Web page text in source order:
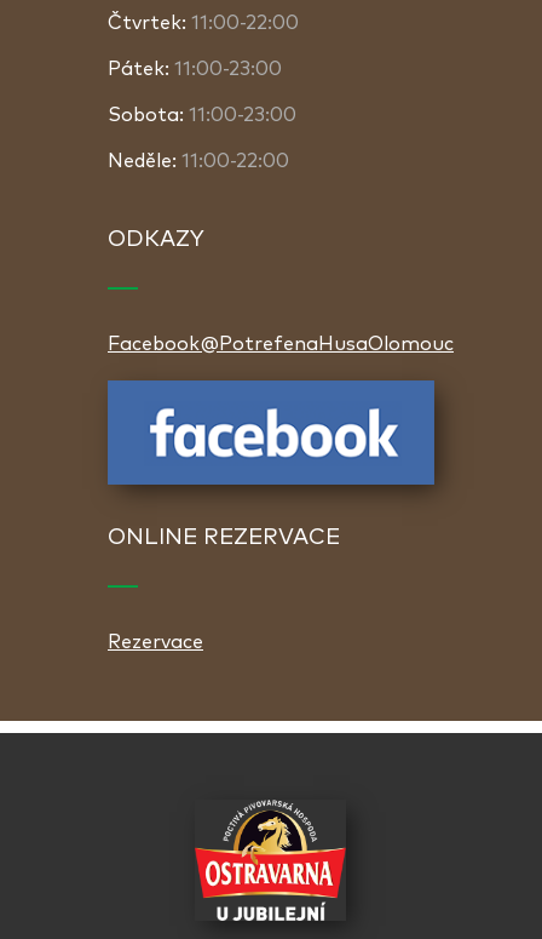
Čtvrtek: 11:00-22:00
Pátek: 11:00-23:00
Sobota: 11:00-23:00
Neděle: 11:00-22:00
ODKAZY
Facebook@PotrefenaHusaOlomouc
ONLINE REZERVACE
Rezervace